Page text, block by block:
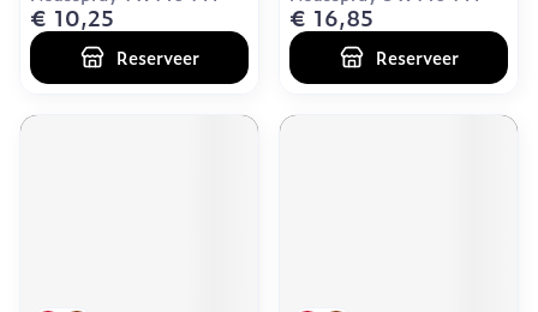
€ 10,25
Reserveer
€ 16,85
Reserveer